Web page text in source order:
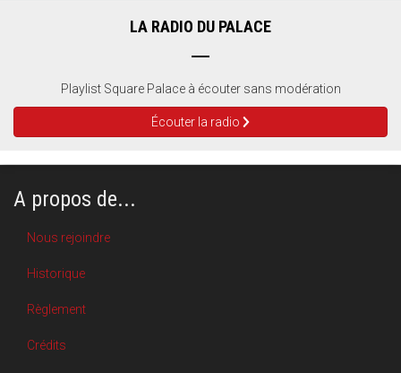
LA RADIO DU PALACE
Playlist Square Palace à écouter sans modération
Écouter la radio
A propos de...
Nous rejoindre
Historique
Règlement
Crédits